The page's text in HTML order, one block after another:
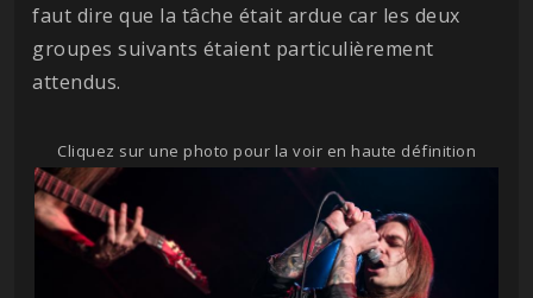
faut dire que la tâche était ardue car les deux
groupes suivants étaient particulièrement
attendus.
Cliquez sur une photo pour la voir en haute définition